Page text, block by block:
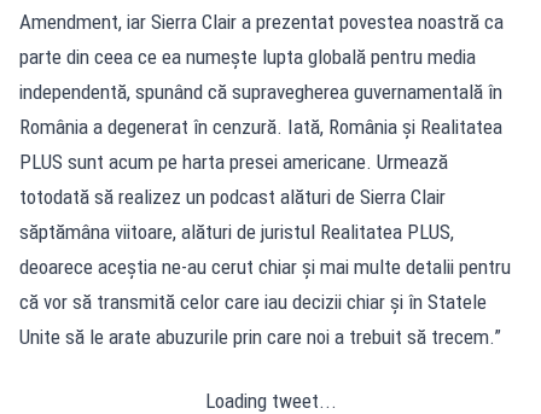
Amendment, iar Sierra Clair a prezentat povestea noastră ca
parte din ceea ce ea numește lupta globală pentru media
independentă, spunând că supravegherea guvernamentală în
România a degenerat în cenzură. Iată, România și Realitatea
PLUS sunt acum pe harta presei americane. Urmează
totodată să realizez un podcast alături de Sierra Clair
săptămâna viitoare, alături de juristul Realitatea PLUS,
deoarece aceștia ne-au cerut chiar și mai multe detalii pentru
că vor să transmită celor care iau decizii chiar și în Statele
Unite să le arate abuzurile prin care noi a trebuit să trecem.”
Loading tweet...